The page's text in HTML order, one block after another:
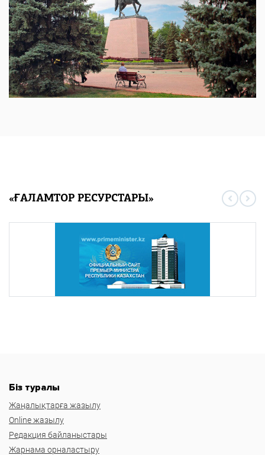
«ҒАЛАМТОР РЕСУРСТАРЫ»
Біз туралы
Жаңалықтарға жазылу
Online жазылу
Редакция байланыстары
Жарнама орналастыру